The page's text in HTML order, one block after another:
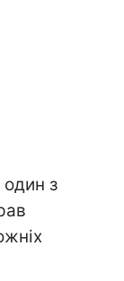
один з